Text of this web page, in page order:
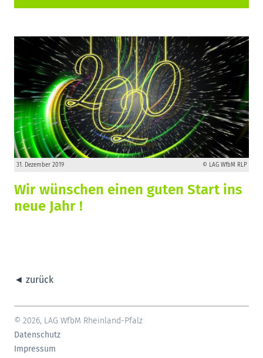
31. Dezember 2019 © LAG WfbM RLP
Wir wünschen einen guten Start ins
neue Jahr !
◄ zurück
© 2026, LAG WfbM Rheinland-Pfalz
Datenschutz
Impressum